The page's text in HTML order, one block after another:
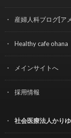
産婦人科ブログ[ア
Healthy cafe ohana
メインサイトへ
採用情報
社会医療法人かり